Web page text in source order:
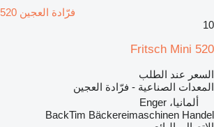
فرّادة العجين Fritsch Mini 520
10
Fritsch Mini 520
السعر عند الطلب
المعدات الصناعية - فرّادة العجين
ألمانيا، Enger
BackTim Bäckereimaschinen Handel